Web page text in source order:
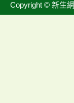
Copyright © 新生